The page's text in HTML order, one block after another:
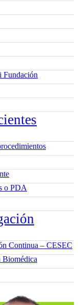
Fundación
o PDA
Continua – CESEC
Biomédica